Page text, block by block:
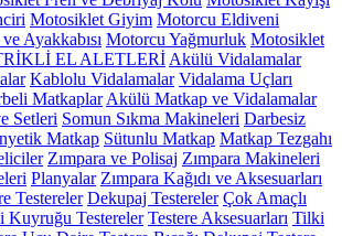
Motosiklet Giyim Motorcu Eldiveni
Ayakkabısı Motorcu Yağmurluk Motosiklet
EL ALETLERİ Akülü Vidalamalar
Kablolu Vidalamalar Vidalama Uçları
Matkaplar Akülü Matkap ve Vidalamalar
Setleri Somun Sıkma Makineleri Darbesiz
Matkap Sütunlu Matkap Matkap Tezgahı
Zımpara ve Polisaj Zımpara Makineleri
Planyalar Zımpara Kağıdı ve Aksesuarları
Testereler Dekupaj Testereler Çok Amaçlı
Kuyruğu Testereler Testere Aksesuarları Tilki